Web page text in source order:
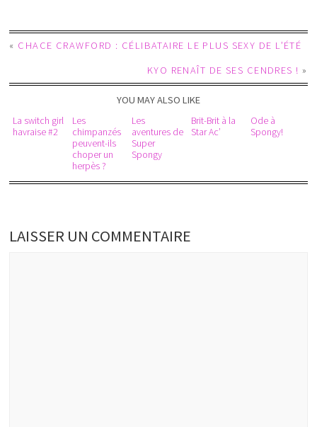
« CHACE CRAWFORD : CÉLIBATAIRE LE PLUS SEXY DE L’ÉTÉ
KYO RENAÎT DE SES CENDRES ! »
YOU MAY ALSO LIKE
La switch girl
havraise #2
Les
chimpanzés
peuvent-ils
choper un
herpès ?
Les
aventures de
Super
Spongy
Brit-Brit à la
Star Ac’
Ode à
Spongy!
LAISSER UN COMMENTAIRE